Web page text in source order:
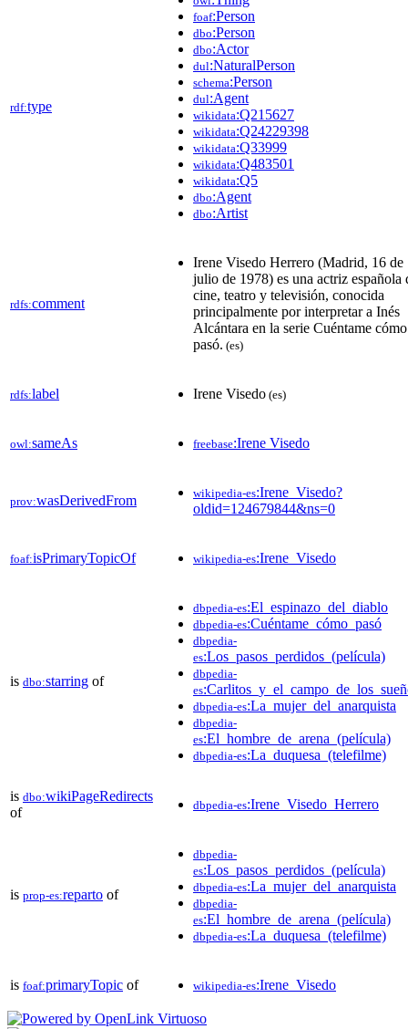
rdf:type
foaf:Person
dbo:Person
dbo:Actor
dul:NaturalPerson
schema:Person
dul:Agent
wikidata:Q215627
wikidata:Q24229398
wikidata:Q33999
wikidata:Q483501
wikidata:Q5
dbo:Agent
dbo:Artist
rdfs:comment
Irene Visedo Herrero (Madrid, 16 de
julio de 1978) es una actriz española
cine, teatro y televisión,​ conocida
principalmente por interpretar a Inés
Alcántara en la serie Cuéntame cómo
pasó. (es)
rdfs:label Irene Visedo (es)
owl:sameAs freebase:Irene Visedo
prov:wasDerivedFrom wikipedia-es:Irene_Visedo?
oldid=124679844&ns=0
foaf:isPrimaryTopicOf wikipedia-es:Irene_Visedo
is dbo:starring of
dbpedia-es:El_espinazo_del_diablo
dbpedia-es:Cuéntame_cómo_pasó
dbpedia-
es:Los_pasos_perdidos_(película)
dbpedia-
es
dbpedia-es:La_mujer_del_anarquista
dbpedia-
es:El_hombre_de_arena_(película)
dbpedia-es:La_duquesa_(telefilme)
is dbo:wikiPageRedirects
of
dbpedia-es:Irene_Visedo_Herrero
is prop-es:reparto of
dbpedia-
es:Los_pasos_perdidos_(película)
dbpedia-es:La_mujer_del_anarquista
dbpedia-
es:El_hombre_de_arena_(película)
dbpedia-es:La_duquesa_(telefilme)
is foaf:primaryTopic of wikipedia-es:Irene_Visedo